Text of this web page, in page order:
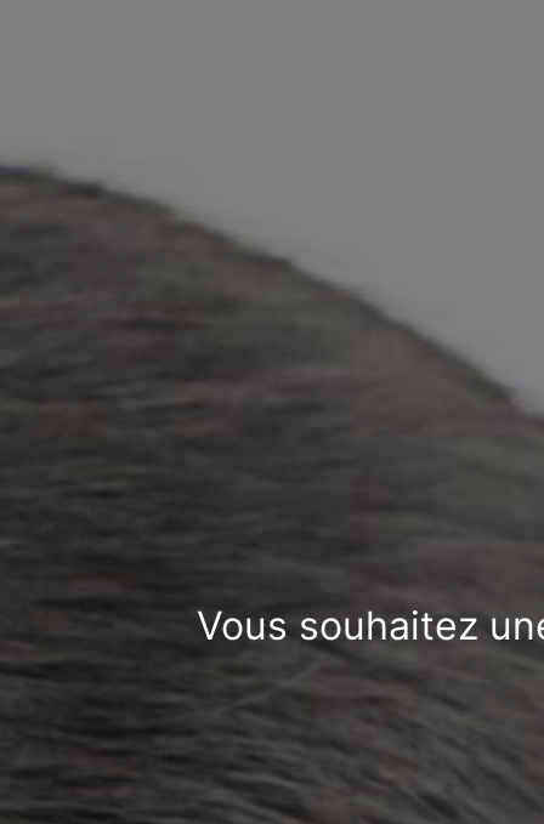
Vous souhaitez